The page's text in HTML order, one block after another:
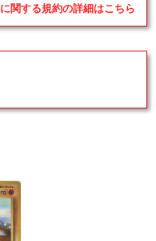
関する規約の詳細はこちら